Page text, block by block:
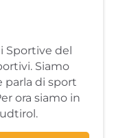
Sportive del
Siamo
parla di sport
ora siamo in